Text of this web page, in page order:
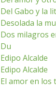
Del Gabo y la
Desolada la
Dos milagros
Du
Edipo Alcalde
Edipo Alcalde
El amor en los